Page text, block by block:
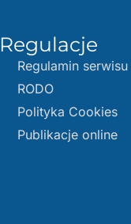
Regulacje
Regulamin serwisu
RODO
Polityka Cookies
Publikacje online